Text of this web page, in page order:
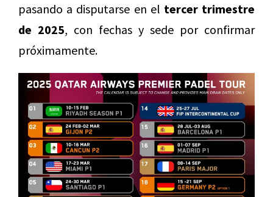
pasando a disputarse en el tercer trimestre
de 2025, con fechas y sede por confirmar
próximamente.